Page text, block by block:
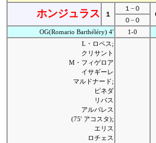
ホンジュラス １
１−０
０−０
OG(Romario Barthéléry) 4'
1-0
L・ロペス;
クリサント
M・フィゲロア
イサギーレ
マルドナード;
ピネダ
リバス
アルバレス
(75' アコスタ);
エリス
ロチェス